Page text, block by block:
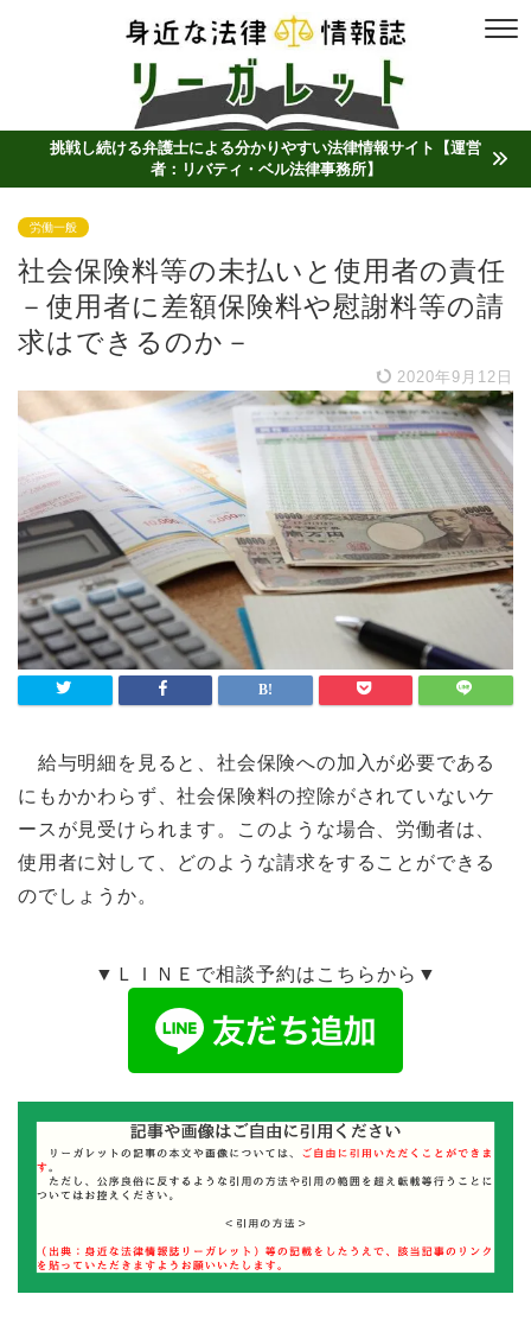
挑戦し続ける弁護士による分かりやすい法律情報サイト【運営
者：リバティ・ベル法律事務所】
労働一般
社会保険料等の未払いと使用者の責任
－使用者に差額保険料や慰謝料等の請
求はできるのか－
2020年9月12日
給与明細を見ると、社会保険への加入が必要である
にもかかわらず、社会保険料の控除がされていないケ
ースが見受けられます。このような場合、労働者は、
使用者に対して、どのような請求をすることができる
のでしょうか。
▼ＬＩＮＥで相談予約はこちらから▼